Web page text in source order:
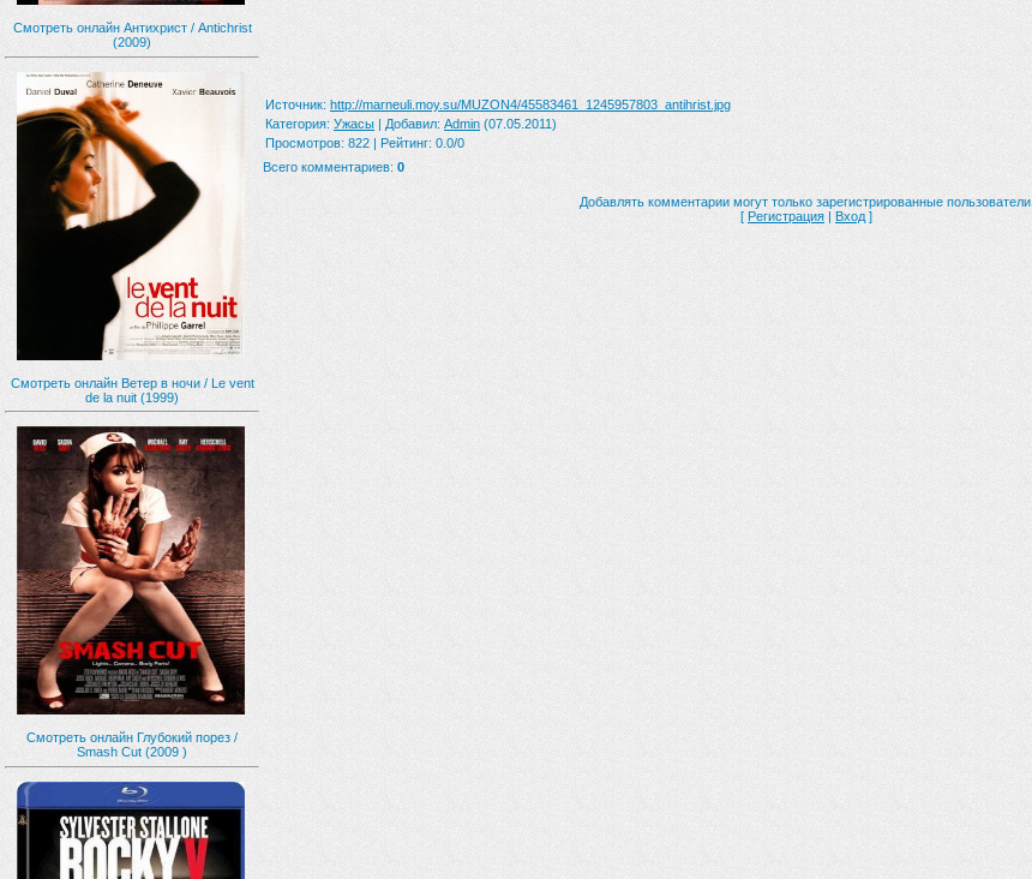
Смотреть онлайн Антихрист / Antichrist
(2009)
Смотреть онлайн Ветер в ночи / Le vent
de la nuit (1999)
Смотреть онлайн Глубокий порез /
Smash Cut (2009 )
Источник: http://marneuli.moy.su/MUZON4/45583461_1245957803_antihrist.jpg
Категория: Ужасы | Добавил: Admin (07.05.2011)
Просмотров: 822 | Рейтинг: 0.0/0
Всего комментариев: 0
Добавлять комментарии могут только зарегистрированные пользователи.
[ Регистрация | Вход ]